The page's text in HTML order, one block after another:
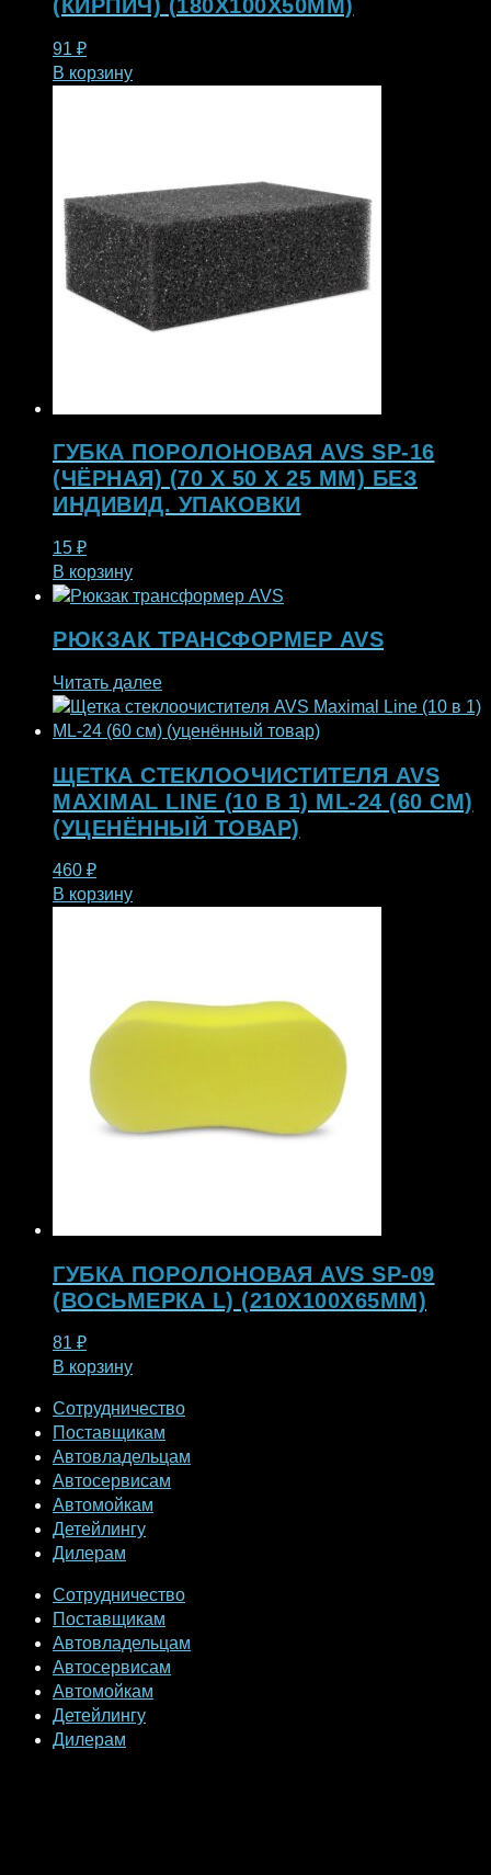
(КИРПИЧ) (180X100X50ММ)
91 ₽
В корзину
ГУБКА ПОРОЛОНОВАЯ AVS SP-16
(ЧЁРНАЯ) (70 X 50 X 25 ММ) БЕЗ
ИНДИВИД. УПАКОВКИ
15 ₽
В корзину
РЮКЗАК ТРАНСФОРМЕР AVS
Читать далее
ЩЕТКА СТЕКЛООЧИСТИТЕЛЯ AVS
MAXIMAL LINE (10 В 1) ML-24 (60 СМ)
(УЦЕНЁННЫЙ ТОВАР)
460 ₽
В корзину
ГУБКА ПОРОЛОНОВАЯ AVS SP-09
(ВОСЬМЕРКА L) (210X100X65ММ)
81 ₽
В корзину
Сотрудничество
Поставщикам
Автовладельцам
Автосервисам
Автомойкам
Детейлингу
Дилерам
Сотрудничество
Поставщикам
Автовладельцам
Автосервисам
Автомойкам
Детейлингу
Дилерам